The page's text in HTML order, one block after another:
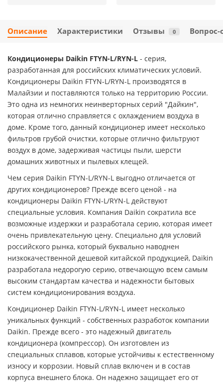
Описание Характеристики Отзывы 0 Вопрос-
Кондиционеры Daikin FTYN-L/RYN-L - серия,
разработанная для российских климатических условий.
Кондиционеры Daikin FTYN-L/RYN-L производятся в
Малайзии и поставляются только на территорию России.
Это одна из немногих неинверторных серий "Дайкин",
которая отлично справляется с охлаждением воздуха в
доме. Кроме того, данный кондиционер имеет несколько
фильтров грубой очистки, которые отлично фильтруют
воздух в доме, задерживая частицы пыли, шерсти
домашних животных и пылевых клещей.
Чем серия Daikin FTYN-L/RYN-L выгодно отличается от
других кондиционеров? Прежде всего ценой - на
кондиционеры Daikin FTYN-L/RYN-L действуют
специальные условия. Компания Daikin сократила все
возможные издержки и разработала серию, которая имеет
очень привлекательную цену. Специально для условий
российского рынка, который буквально наводнен
низкокачественной дешевой китайской продукцией, Daikin
разработала недорогую серию, отвечающую всем самым
высоким стандартам качества и надежности бытовых
систем кондиционирования воздуха.
Кондиционер Daikin FTYN-L/RYN-L имеет несколько
уникальных функций - собственных разработок компании
Daikin. Прежде всего - это надежный двигатель
кондиционера (компрессор). Он изготовлен из
специальных сплавов, которые устойчивы к естественному
износу и коррозии. Новый сплав включен и в состав
корпуса внешнего блока. Он надежно защищает его от